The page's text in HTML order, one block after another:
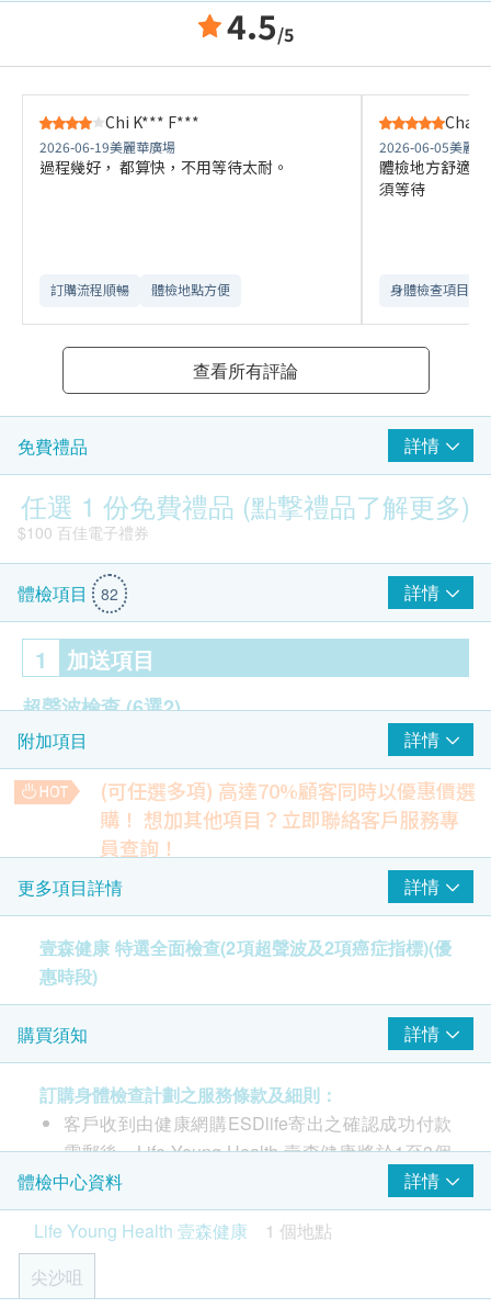
4.5/5
Chi K*** F***
2026-06-19美麗華廣場
過程幾好， 都算快，不用等待太耐。
訂購流程順暢 體檢地點方便
Chan
2026-06-05美麗
體檢地方舒適
須等待
身體檢查項目全
查看所有評論
免費禮品 詳情
任選 1 份免費禮品 (點撃禮品了解更多)
$100 百佳電子禮券
$300 hutchgo.com 旅遊禮券
$100 AEON 禮券
體檢項目 82 詳情
1 加送項目
超聲波檢查(6選2)
甲狀腺超聲波
乳房超聲波 - 只限女士
盆腔 (子宮, 卵巢及膀胱) 超聲波 - 只限女士
上腹超聲波 (肝, 膽, 脾, 胰, 腎及主動脈)
前列腺超聲波- 只限男士
膀胱超聲波- 只限男士
癌症指標(5選2)
CEA 癌胚抗原(大腸癌）
病毒抗體EBV (鼻咽癌)
AFP 甲種胚胎蛋白（肝癌）
促甲狀腺激素
幽門螺旋桿菌抗體 IgG
2 重點項目
血管硬度檢查 重點項目
中心動脈硬化程度指標
上臂動脈硬化程度指標
附加項目 詳情
(可任選多項) 高達70%顧客同時以優惠價選
購！ 想加其他項目？立即聯絡客戶服務專
員查詢！
靜態心電圖
觀察心臟在休息狀態是否有異常，如心律不正、心房心室肥大
或心肌缺氧等
40% off
HK$300.0
柏氏子宮頸細胞抹片檢查
除可檢查子宮頸癌前期病變外，亦可知是否有其他婦科隱患
33% off
HK$400.0 HK$600
胸肺X光
(需另約日子進行)
22% off
HK$
更多項目詳情 詳情
壹森健康 特選全面檢查(2項超聲波及2項癌症指標)(優
惠時段)
檢查內容包括：
超聲波檢查(6選2)、癌症指標(5選2)、肝腎功能檢查、
糖尿病、血脂、甲狀腺、尿液常規等
購買須知 詳情
訂購身體檢查計劃之服務條款及細則：
客戶收到由健康網購ESDlife寄出之確認成功付款
電郵後，Life Young Health 壹森健康將於1至3個
工作天內致電客戶預約身體檢查的時間及地點（預
約或查詢：2523 8308）。
客戶必須於預約當天出示身份證及出示訂購確認信
以確認身份。
訂購一經確認，不設退款。
體檢中心資料
詳情
Life Young Health 壹森健康
1 個地點
尖沙咀